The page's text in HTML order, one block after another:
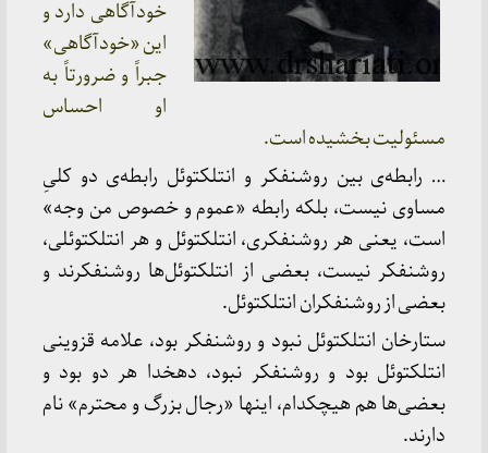
خودآگاهی دارد و
این «خودآگاهی»
جبراً و ضرورتاً به
او احساس
مسئولیت بخشیده است.
… رابطه‌ی بین روشنفکر و انتلکتوئل رابطه‌ی دو کلیِ
مساوی نیست، بلکه رابطه «عموم و خصوص من وجه»
است، یعنی هر روشنفکری، انتلکتوئل و هر انتلکتوئلی،
روشنفکر نیست، بعضی از انتلکتوئل‌ها روشنفکرند و
بعضی از روشنفکران انتلکتوئل.
ستارخان انتلکتوئل نبود و روشنفکر بود، علامه قزوینی
انتلکتوئل بود و روشنفکر نبود، دهخدا هر دو بود و
بعضی‌ها هم هیچکدام، اینها «رجال بزرگ و محترم» نام
دارند.